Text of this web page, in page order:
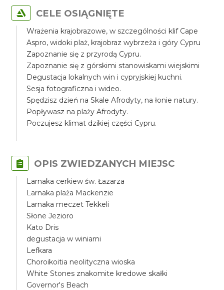
CELE OSIĄGNIĘTE
Wrażenia krajobrazowe, w szczególności klif Cape
Aspro, widoki plaż, krajobraz wybrzeża i góry Cypru
Zapoznanie się z przyrodą Cypru.
Zapoznanie się z górskimi stanowiskami wiejskimi
Degustacja lokalnych win i cypryjskiej kuchni.
Sesja fotograficzna i wideo.
Spędzisz dzień na Skale Afrodyty, na łonie natury.
Popływasz na plaży Afrodyty.
Poczujesz klimat dzikiej części Cypru.
OPIS ZWIEDZANYCH MIEJSC
Larnaka cerkiew św. Łazarza
Larnaka plaża Mackenzie
Larnaka meczet Tekkeli
Słone Jezioro
Kato Dris
degustacja w winiarni
Lefkara
Choroikoitia neolityczna wioska
White Stones znakomite kredowe skałki
Governor's Beach